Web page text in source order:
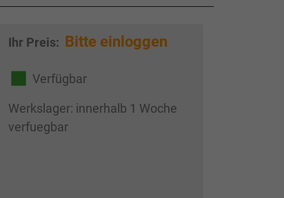
Ihr Preis: Bitte einloggen
Verfügbar
Werkslager: innerhalb 1 Woche
verfuegbar